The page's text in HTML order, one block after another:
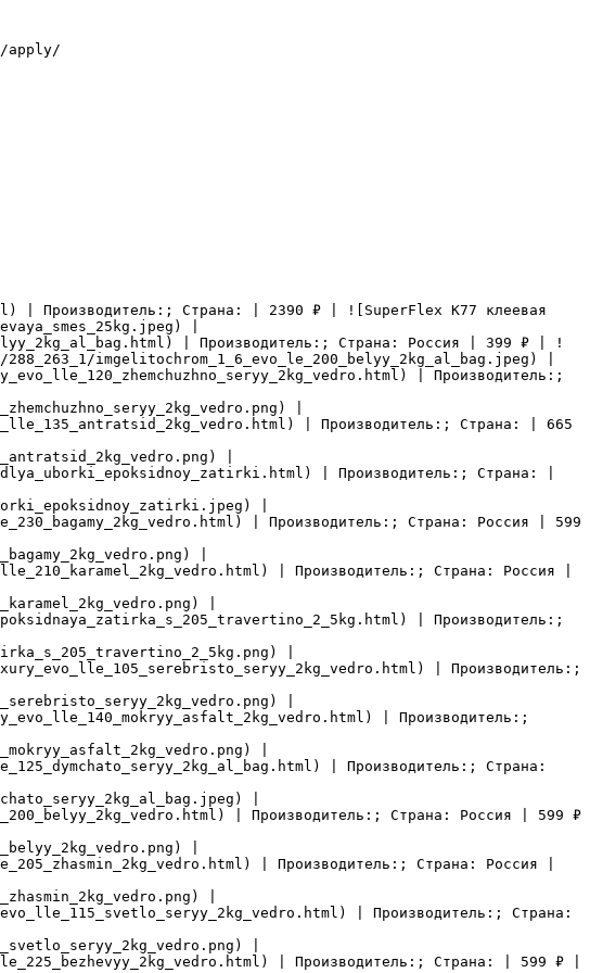
apply/
| Производитель:; Страна: | 2390 ₽ | ![SuperFlex K77 клеевая
|
| Производитель:; Страна: Россия | 399 ₽ | !
imgelitochrom_1_6_evo_le_200_belyy_2kg_al_bag.jpeg) |
| Производитель:;
|
| Производитель:; Страна: | 665
|
| Производитель:; Страна: |
|
| Производитель:; Страна: Россия | 599
|
| Производитель:; Страна: Россия |
|
| Производитель:;
|
| Производитель:;
|
| Производитель:;
|
| Производитель:; Страна:
|
| Производитель:; Страна: Россия | 599 ₽
|
| Производитель:; Страна: Россия |
|
| Производитель:; Страна:
|
| Производитель:; Страна: | 599 ₽ |